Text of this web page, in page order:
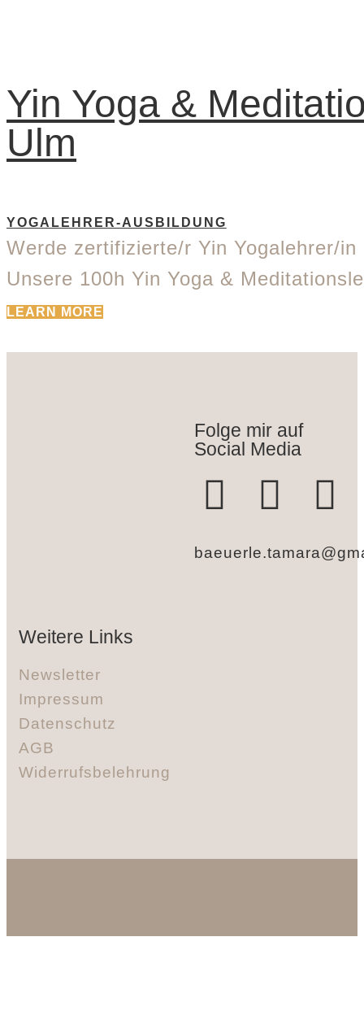
Yin Yoga &
Ulm
YOGALEHRER-AUSBILDUNG
Werde zertifizierte/r Yin Yogalehrer/
Unsere 100h Yin Yoga &
LEARN MORE
Folge mir auf
Social Media
Weitere Links
Newsletter
Impressum
Datenschutz
AGB
Widerrufsbelehrung